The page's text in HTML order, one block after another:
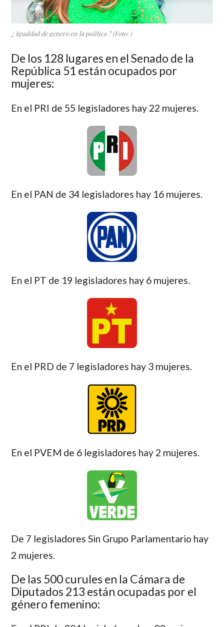
¿ Igualdad de genero en la política ? (Foto: )
De los 128 lugares en el Senado de la
República 51 están ocupados por
mujeres:
En el PRI de 55 legisladores hay 22 mujeres.
En el PAN de 34 legisladores hay 16 mujeres.
En el PT de 19 legisladores hay 6 mujeres.
En el PRD de 7 legisladores hay 3 mujeres.
En el PVEM de 6 legisladores hay 2 mujeres.
De 7 legisladores Sin Grupo Parlamentario hay
2 mujeres.
De las 500 curules en la Cámara de
Diputados 213 están ocupadas por el
género femenino: